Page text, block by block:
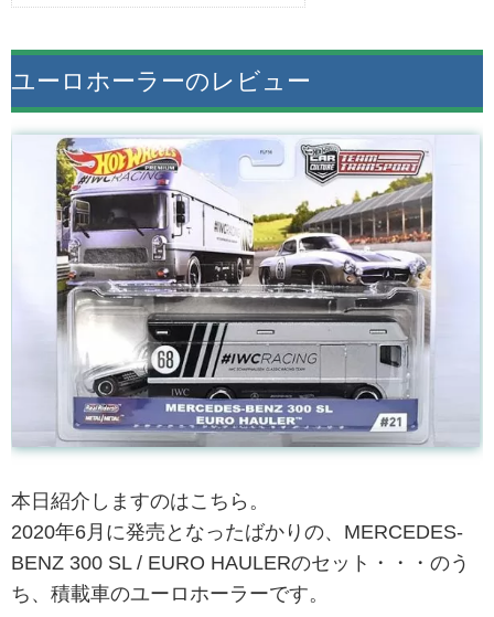
ユーロホーラーのレビュー
本日紹介しますのはこちら。
2020年6月に発売となったばかりの、MERCEDES-
BENZ 300 SL / EURO HAULERのセット・・・のう
ち、積載車のユーロホーラーです。